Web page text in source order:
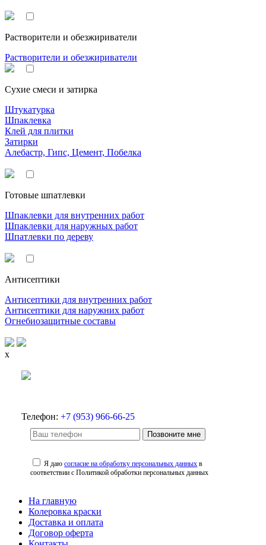
Растворители и обезжириватели
Растворители и обезжириватели
Сухие смеси и затирка
Штукатурка
Шпаклевка
Клей для плитки
Затирки
Алебастр, Гипс, Цемент, Побелка
Готовые шпатлевки
Шпаклевки для внутренних работ
Шпаклевки для наружных работ
Шпатлевки по дереву
Антисептики
Антисептики для внутренних работ
Антисептики для наружних работ
Огнебиозащитные составы
x
Телефон: +7 (953) 966-66-25
Позвоните мне
Я даюсогласие на обработку персональных данных в
соответствии с Политикой обработки персональных данных
На главную
Колеровка краски
Доставка и оплата
Договор оферта